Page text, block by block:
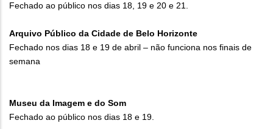
Fechado ao público nos dias 18, 19 e 20 e 21.
Arquivo Público da Cidade de Belo Horizonte
Fechado nos dias 18 e 19 de abril – não funciona nos finais de
semana
Museu da Imagem e do Som
Fechado ao público nos dias 18 e 19.